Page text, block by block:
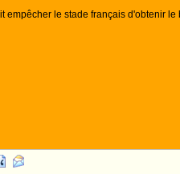
empêcher le stade français d'obtenir le